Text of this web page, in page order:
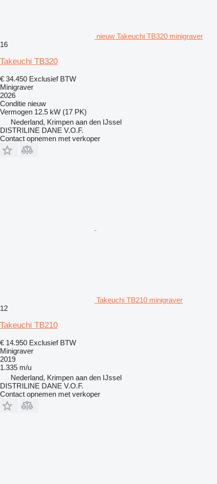
nieuw Takeuchi TB320 minigraver
16
Takeuchi TB320
€ 34.450 Exclusief BTW
Minigraver
2026
Conditie nieuw
Vermogen 12.5 kW (17 PK)
Nederland, Krimpen aan den IJssel
DISTRILINE DANE V.O.F.
Contact opnemen met verkoper
Takeuchi TB210 minigraver
12
Takeuchi TB210
€ 14.950 Exclusief BTW
Minigraver
2019
1.335 m/u
Nederland, Krimpen aan den IJssel
DISTRILINE DANE V.O.F.
Contact opnemen met verkoper